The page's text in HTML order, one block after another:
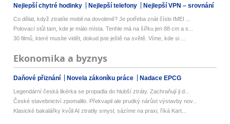
Nejlepší chytré hodinky Nejlepší telefony Nejlepší VPN – srovnání
Co dělat, když ztratíte mobil na dovolené? Je potřeba znát číslo IMEI ...
Polovací stůl tam, kde je málo místa. Tenhle má na šířku jen 88 cm a s...
30 filmů, které musíte vidět, dokud jste ještě na světě. Víme, kde si ...
Ekonomika a byznys
Daňové přiznání Novela zákoníku práce Nadace EPCG
Legendární česká likérka se propadla do hlubší ztráty. Zachraňují ji d...
České stavebnictví zpomalilo. Překvapil ale prudký nárůst výstavby nov...
Klasické bakalářky kvůli AI ztratily smysl, sázíme na praxi, říká Kart...